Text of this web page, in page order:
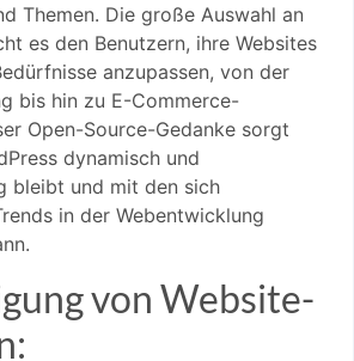
Themen. Die große Auswahl an
es den Benutzern, ihre Websites
anzupassen, von der
bis hin zu E-Commerce-
Open-Source-Gedanke sorgt
dynamisch und
bleibt und mit den sich
in der Webentwicklung
von Website-